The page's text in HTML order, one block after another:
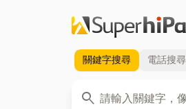
關鍵字搜尋 電話搜尋
search
關鍵字